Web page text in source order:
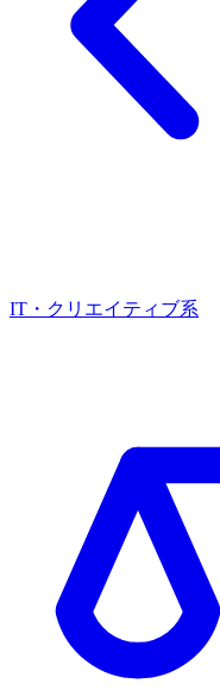
IT・クリエイティブ系